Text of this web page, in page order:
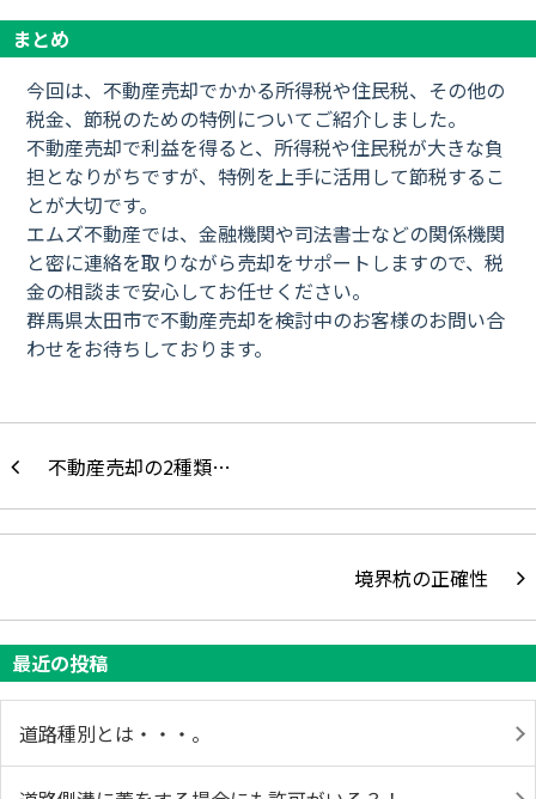
まとめ
今回は、不動産売却でかかる所得税や住民税、その他の
税金、節税のための特例についてご紹介しました。
不動産売却で利益を得ると、所得税や住民税が大きな負
担となりがちですが、特例を上手に活用して節税するこ
とが大切です。
エムズ不動産では、金融機関や司法書士などの関係機関
と密に連絡を取りながら売却をサポートしますので、税
金の相談まで安心してお任せください。
群馬県太田市で不動産売却を検討中のお客様のお問い合
わせをお待ちしております。
不動産売却の2種類…
境界杭の正確性
最近の投稿
道路種別とは・・・。